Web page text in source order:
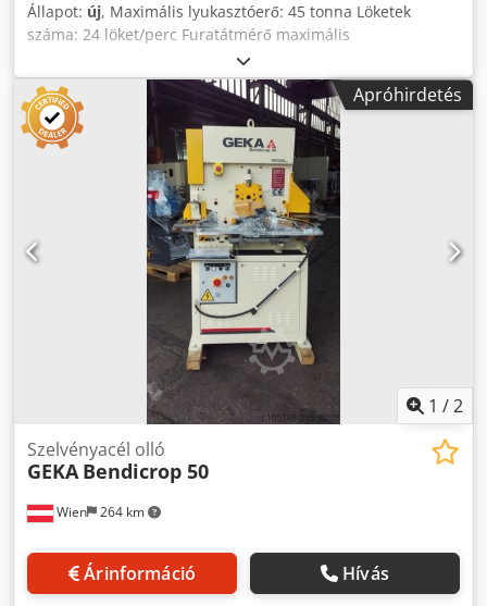
Állapot: új, Maximális lyukasztóerő: 45 tonna Löketek
száma: 24 löket/perc Furatátmérő maximális
lemezvastagságban: Ø 27 mm 13 mm vastag lemezben
Sarokacél 90°: 80x80x8 mm Sarokacél 45°: 60x60x6 mm
Laposacél: 300x10 / 200x13 mm Kivágóberendezés
lemezhez: max. 7 mm-ig Motorteljesítmény: 2,2 kW
Dkodpjyv N Ayefx Anxer Méret (H-Sz-M): 1550x820x1540
mm Súly: 760 kg Alapfelszereltség: - teljes késkészlet
laposacélshearinghoz - teljes késkészlet
sarokacélshearinghoz - komplett standard
lyukasztóberendezés - gyorskioldós szerszámbefogó Ø 27
mm-es lyukasztókig - komplett téglalap alakú
kivágóberendezés leszorítóval - kivágóasztal - felrakóasztal
Apróhirdetés
1 /2
Wien 264 km
Szelvényacél olló
GEKA Bendicrop 50
Árinformáció Hívás